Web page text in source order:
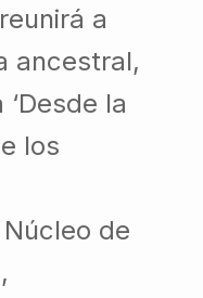
a
ancestral,
la
los
de